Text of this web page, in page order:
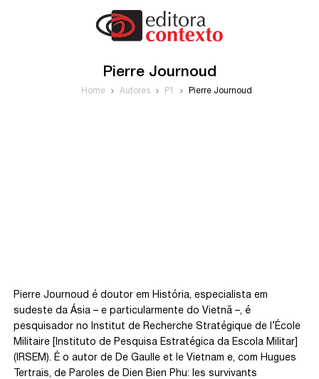
Pierre Journoud
Home Autores P1 Pierre Journoud
Pierre Journoud é doutor em História, especialista em
sudeste da Ásia – e particularmente do Vietnã –, é
pesquisador no Institut de Recherche Stratégique de l’École
Militaire [Instituto de Pesquisa Estratégica da Escola Militar]
(IRSEM). É o autor de De Gaulle et le Vietnam e, com Hugues
Tertrais, de Paroles de Dien Bien Phu: les survivants